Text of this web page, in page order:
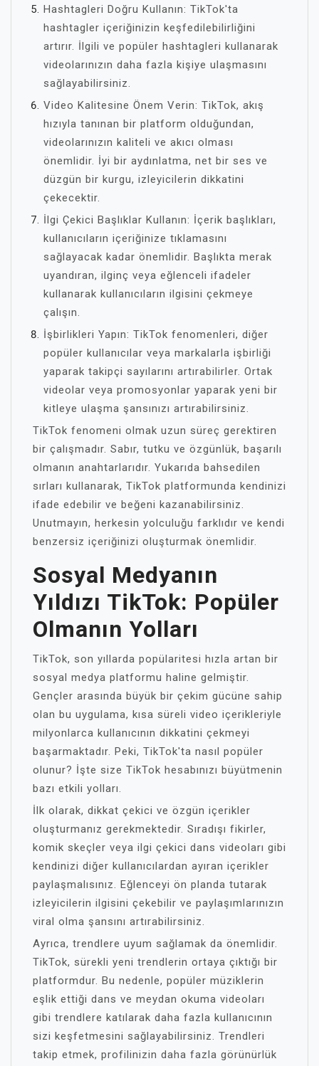
Hashtagleri Doğru Kullanın: TikTok'ta
hashtagler içeriğinizin keşfedilebilirliğini
artırır. İlgili ve popüler hashtagleri kullanarak
videolarınızın daha fazla kişiye ulaşmasını
sağlayabilirsiniz.
Video Kalitesine Önem Verin: TikTok, akış
hızıyla tanınan bir platform olduğundan,
videolarınızın kaliteli ve akıcı olması
önemlidir. İyi bir aydınlatma, net bir ses ve
düzgün bir kurgu, izleyicilerin dikkatini
çekecektir.
İlgi Çekici Başlıklar Kullanın: İçerik başlıkları,
kullanıcıların içeriğinize tıklamasını
sağlayacak kadar önemlidir. Başlıkta merak
uyandıran, ilginç veya eğlenceli ifadeler
kullanarak kullanıcıların ilgisini çekmeye
çalışın.
İşbirlikleri Yapın: TikTok fenomenleri, diğer
popüler kullanıcılar veya markalarla işbirliği
yaparak takipçi sayılarını artırabilirler. Ortak
videolar veya promosyonlar yaparak yeni bir
kitleye ulaşma şansınızı artırabilirsiniz.
TikTok fenomeni olmak uzun süreç gerektiren
bir çalışmadır. Sabır, tutku ve özgünlük, başarılı
olmanın anahtarlarıdır. Yukarıda bahsedilen
sırları kullanarak, TikTok platformunda kendinizi
ifade edebilir ve beğeni kazanabilirsiniz.
Unutmayın, herkesin yolculuğu farklıdır ve kendi
benzersiz içeriğinizi oluşturmak önemlidir.
Sosyal Medyanın
Yıldızı TikTok: Popüler
Olmanın Yolları
TikTok, son yıllarda popülaritesi hızla artan bir
sosyal medya platformu haline gelmiştir.
Gençler arasında büyük bir çekim gücüne sahip
olan bu uygulama, kısa süreli video içerikleriyle
milyonlarca kullanıcının dikkatini çekmeyi
başarmaktadır. Peki, TikTok'ta nasıl popüler
olunur? İşte size TikTok hesabınızı büyütmenin
bazı etkili yolları.
İlk olarak, dikkat çekici ve özgün içerikler
oluşturmanız gerekmektedir. Sıradışı fikirler,
komik skeçler veya ilgi çekici dans videoları gibi
kendinizi diğer kullanıcılardan ayıran içerikler
paylaşmalısınız. Eğlenceyi ön planda tutarak
izleyicilerin ilgisini çekebilir ve paylaşımlarınızın
viral olma şansını artırabilirsiniz.
Ayrıca, trendlere uyum sağlamak da önemlidir.
TikTok, sürekli yeni trendlerin ortaya çıktığı bir
platformdur. Bu nedenle, popüler müziklerin
eşlik ettiği dans ve meydan okuma videoları
gibi trendlere katılarak daha fazla kullanıcının
sizi keşfetmesini sağlayabilirsiniz. Trendleri
takip etmek, profilinizin daha fazla görünürlük